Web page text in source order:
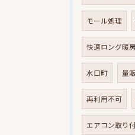
モール処理
快適ロング暖房
水口町 量
再利用不可
エアコン取り